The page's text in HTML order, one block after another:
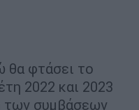
θα φτάσει το
2022 και 2023
των συμβάσεων